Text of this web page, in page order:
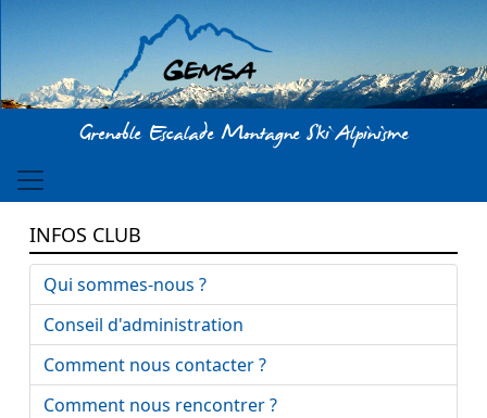
Aller au contenu principal
Grenoble Escalade Montagne Ski Alpinisme
INFOS CLUB
Qui sommes-nous ?
Conseil d'administration
Comment nous contacter ?
Comment nous rencontrer ?